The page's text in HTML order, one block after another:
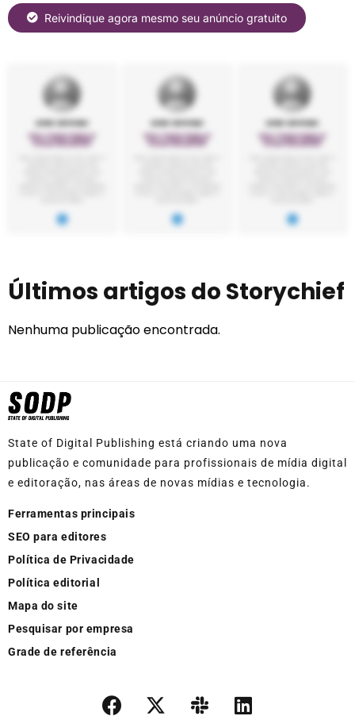
Reivindique agora mesmo seu anúncio gratuito
Últimos artigos do Storychief
Nenhuma publicação encontrada.
State of Digital Publishing está criando uma nova
publicação e comunidade para profissionais de mídia digital
e editoração, nas áreas de novas mídias e tecnologia.
Ferramentas principais
SEO para editores
Política de Privacidade
Política editorial
Mapa do site
Pesquisar por empresa
Grade de referência